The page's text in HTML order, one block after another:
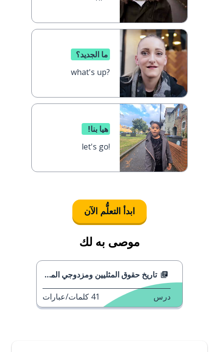
ما الجديد؟
what's up?
هيا بنا!
let's go!
ابدأ التعلُّم الآن
موصى به لك
تاريخ حقوق المثليين ومزدوجي الميل الجنسي في الأمم
درس 41 كلمات/عبارات